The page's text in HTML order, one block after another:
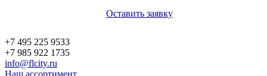
Оставить заявку
+7 495 225 9533
+7 985 922 1735
info@flcity.ru
Наш ассортимент